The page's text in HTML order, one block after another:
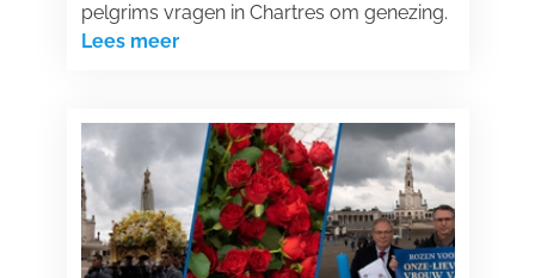
pelgrims vragen in Chartres om genezing.
Lees meer